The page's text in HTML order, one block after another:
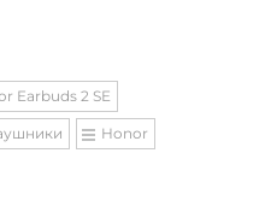
Earbuds 2 SE
Honor